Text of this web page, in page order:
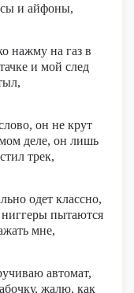
и айфоны,
нажму на газ в
и мой след
он не крут
деле, он лишь
трек,
одет классно,
ниггеры пытаются
мне,
автомат,
жалю, как